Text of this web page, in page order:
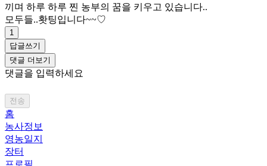
끼며 하루 하루 찐 농부의 꿈을 키우고 있습니다..
모두들..홧팅입니다~~♡
1
답글쓰기
댓글 더보기
댓글을 입력하세요
전송
홈
농사정보
영농일지
장터
프로필